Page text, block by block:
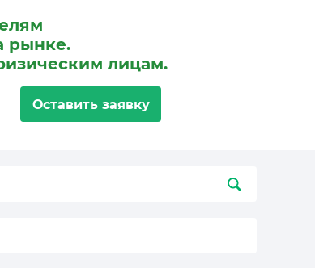
рынке.
лицам.
Оставить заявку